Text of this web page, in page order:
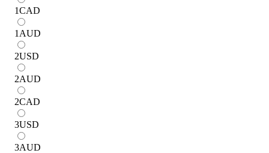
1CAD
1 AUD
2USD
2AUD
2CAD
3USD
3AUD